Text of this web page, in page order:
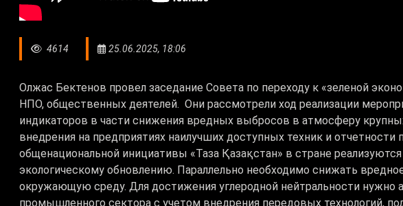
4614 25.06.2025, 18:06
Олжас Бектенов провел заседание Совета по переходу к «зеленой
НПО, общественных деятелей. Они рассмотрели ход реализации
индикаторов в части снижения вредных выбросов в атмосферу
внедрения на предприятиях наилучших доступных техник и
общенациональной инициативы «Таза Қазақстан» в стране
экологическому обновлению. Параллельно необходимо снижать
окружающую среду. Для достижения углеродной нейтральности нужно
промышленного сектора с учетом внедрения передовых технологий,